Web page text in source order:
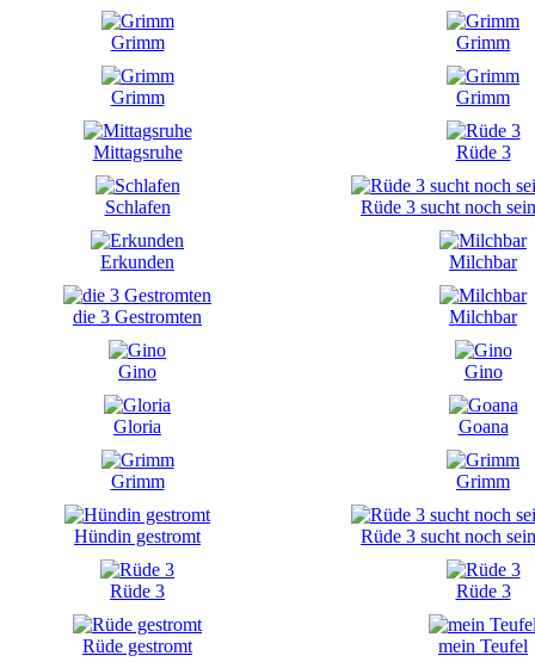
Grimm Grimm
Grimm Grimm
Mittagsruhe Rüde 3
Schlafen Rüde 3 sucht noch
Erkunden Milchbar
die 3 Gestromten Milchbar
Gino Gino
Gloria Goana
Grimm Grimm
Hündin gestromt Rüde 3 sucht noch
Rüde 3 Rüde 3
Rüde gestromt mein Teufel